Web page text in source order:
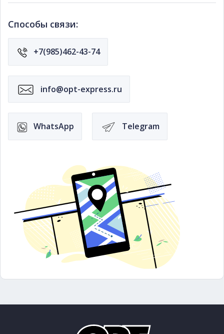
Способы связи:
+7(985)462-43-74
info@opt-express.ru
WhatsApp Telegram